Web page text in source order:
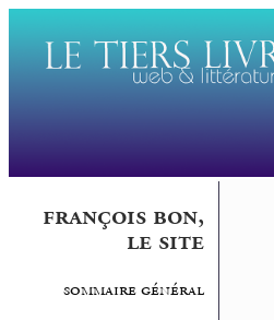
françois bon,
le site
sommaire général